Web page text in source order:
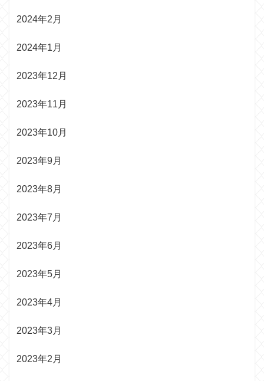
2024年2月
2024年1月
2023年12月
2023年11月
2023年10月
2023年9月
2023年8月
2023年7月
2023年6月
2023年5月
2023年4月
2023年3月
2023年2月